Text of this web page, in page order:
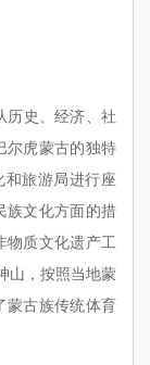
历史、经济、社
尔虎蒙古的独特
和旅游局进行座
族文化方面的措
物质文化遗产工
山，按照当地蒙
蒙古族传统体育